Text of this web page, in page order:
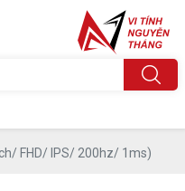
FHD/ IPS/ 200hz/ 1ms)